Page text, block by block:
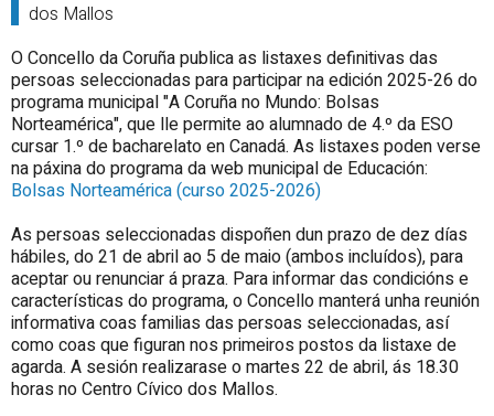
dos Mallos
O Concello da Coruña publica as listaxes definitivas das
persoas seleccionadas para participar na edición 2025-26 do
programa municipal "A Coruña no Mundo: Bolsas
Norteamérica", que lle permite ao alumnado de 4.º da ESO
cursar 1.º de bacharelato en Canadá. As listaxes poden verse
na páxina do programa da web municipal de Educación:
Bolsas Norteamérica (curso 2025-2026)
As persoas seleccionadas dispoñen dun prazo de dez días
hábiles, do 21 de abril ao 5 de maio (ambos incluídos), para
aceptar ou renunciar á praza. Para informar das condicións e
características do programa, o Concello manterá unha reunión
informativa coas familias das persoas seleccionadas, así
como coas que figuran nos primeiros postos da listaxe de
agarda. A sesión realizarase o martes 22 de abril, ás 18.30
horas no Centro Cívico dos Mallos.